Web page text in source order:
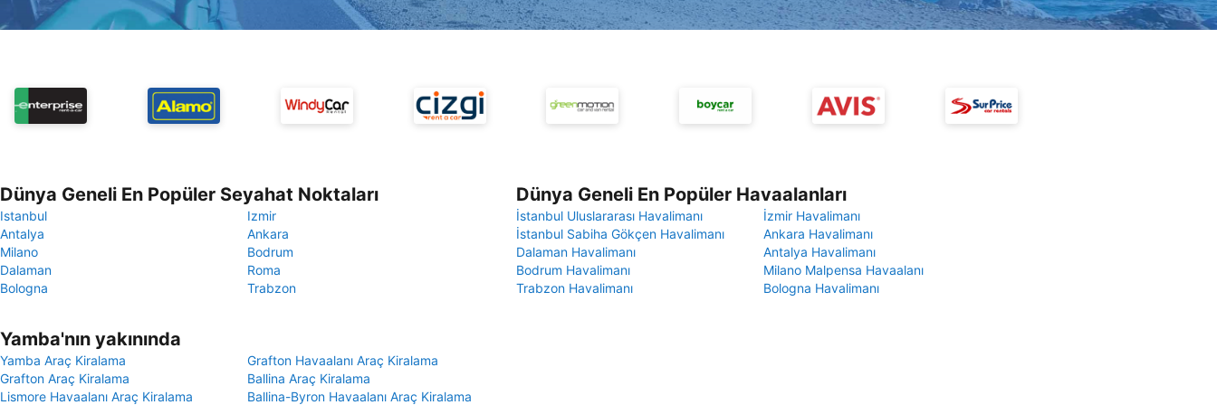
Dünya Geneli En Popüler Seyahat Noktaları
Istanbul
Izmir
Antalya
Ankara
Milano
Bodrum
Dalaman
Roma
Bologna
Trabzon
Dünya Geneli En Popüler Havaalanları
İstanbul Uluslararası Havalimanı
İzmir Havalimanı
İstanbul Sabiha Gökçen Havalimanı
Ankara Havalimanı
Dalaman Havalimanı
Antalya Havalimanı
Bodrum Havalimanı
Milano Malpensa Havaalanı
Trabzon Havalimanı
Bologna Havalimanı
Yamba'nın yakınında
Yamba Araç Kiralama
Grafton Havaalanı Araç Kiralama
Grafton Araç Kiralama
Ballina Araç Kiralama
Lismore Havaalanı Araç Kiralama
Ballina-Byron Havaalanı Araç Kiralama